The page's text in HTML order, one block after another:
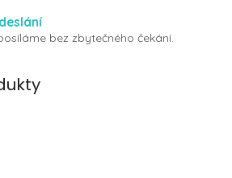
bez zbytečného čekání.